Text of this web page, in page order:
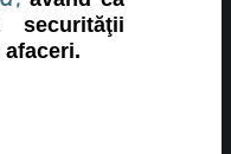
securităţii